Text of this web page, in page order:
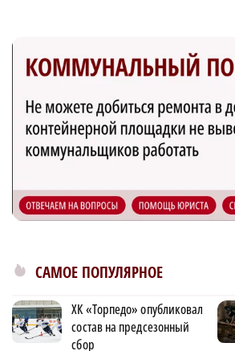
САМОЕ ПОПУЛЯРНОЕ
ХК «Торпедо» опубликовал
состав на предсезонный
сбор